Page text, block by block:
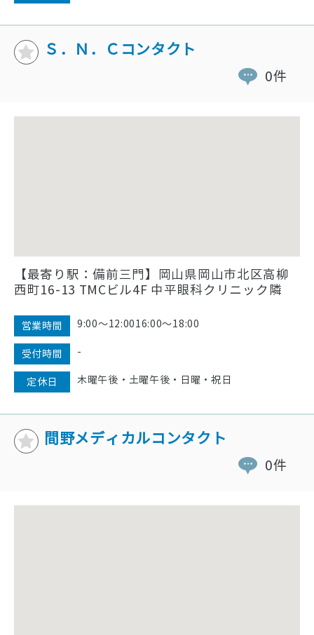
Ｓ．Ｎ．Ｃコンタクト
0件
【最寄り駅：備前三門】岡山県岡山市北区高柳
西町16-13 TMCビル4F 中平眼科クリニック隣
営業時間 9:00〜12:0016:00〜18:00
受付時間 -
定休日 木曜午後・土曜午後・日曜・祝日
間野メディカルコンタクト
0件